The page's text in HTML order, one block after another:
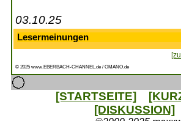
03.10.25
Lesermeinungen
© 2025 www.EBERBACH-CHANNEL.de / OMANO.de
[STARTSEITE]
[DISKUSSION]